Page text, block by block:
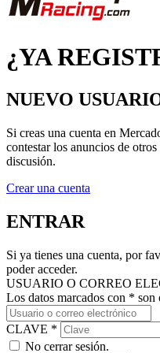
contestar los anuncios de
discusión.
Crear una cuenta
poder acceder.
USUARIO O CORREO
Los datos marcados con * son
CLAVE *
No cerrar sesión.
ENTRAR A TU CUENTA